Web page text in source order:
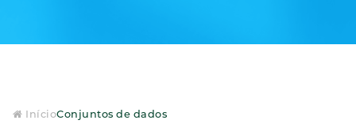
InícioConjuntos de dados